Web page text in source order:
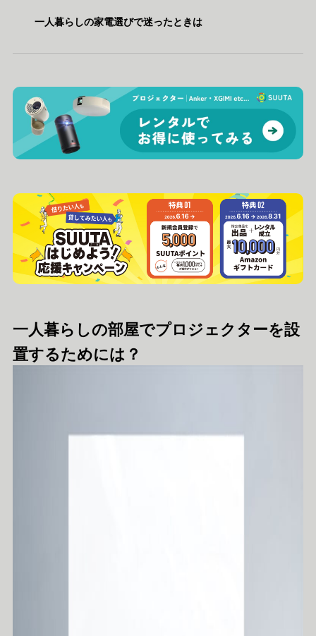
一人暮らしの家電選びで迷ったときは
一人暮らしの部屋でプロジェクターを設
置するためには？